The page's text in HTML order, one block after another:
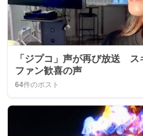
「ジプコ」声が再び放送 ス
ファン歓喜の声
64件のポスト